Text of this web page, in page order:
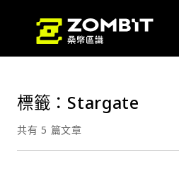
標籤：Stargate
共有 5 篇文章